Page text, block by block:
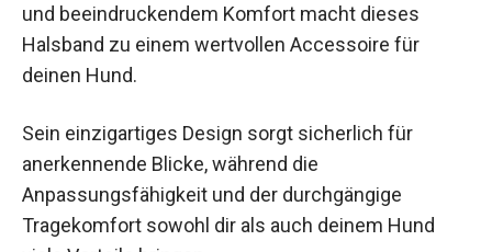
und beeindruckendem Komfort macht dieses
Halsband zu einem wertvollen Accessoire für
deinen Hund.
Sein einzigartiges Design sorgt sicherlich für
anerkennende Blicke, während die
Anpassungsfähigkeit und der durchgängige
Tragekomfort sowohl dir als auch deinem Hund